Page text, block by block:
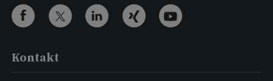
Kontakt